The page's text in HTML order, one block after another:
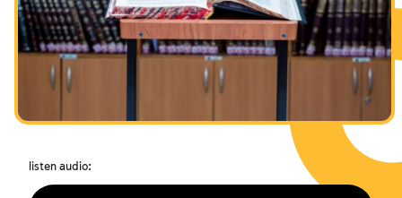
Das Fasten der Zerstörung
Amtseinführung
Purim
listen audio: